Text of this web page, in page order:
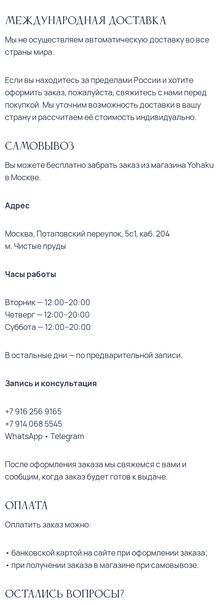
Международная доставка
Мы не осуществляем автоматическую доставку во все
страны мира.
Если вы находитесь за пределами России и хотите
оформить заказ, пожалуйста, свяжитесь с нами перед
покупкой. Мы уточним возможность доставки в вашу
страну и рассчитаем её стоимость индивидуально.
Самовывоз
Вы можете бесплатно забрать заказ из магазина Yohaku
в Москве.
Адрес
Москва, Потаповский переулок, 5с1, каб. 204
м. Чистые пруды
Часы работы
Вторник — 12:00–20:00
Четверг — 12:00–20:00
Суббота — 12:00–20:00
В остальные дни — по предварительной записи.
Запись и консультация
+7 916 256 9165
+7 914 068 5545
WhatsApp • Telegram
После оформления заказа мы свяжемся с вами и
сообщим, когда заказ будет готов к выдаче.
Оплата
Оплатить заказ можно:
• банковской картой на сайте при оформлении заказа;
• при получении заказа в магазине при самовывозе.
Остались вопросы?